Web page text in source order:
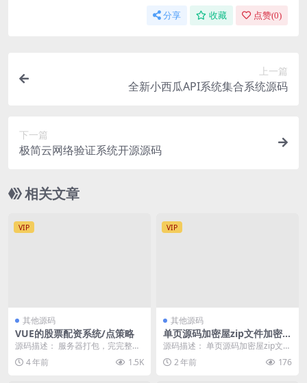
分享 收藏 点赞(0)
上一篇
全新小西瓜API系统集合系统源码
下一篇
极简云网络验证系统开源源码
相关文章
VIP
其他源码
VUE的股票配资系统/点策略
源码描述： 服务器打包，完完整整
一个字节都不缺。今年要点策略的
少了，去年的话 这...
4 年前 1.5K
VIP
其他源码
单页源码加密屋zip文件加密A
PI源码
源码描述： 单页源码加密屋zip文件
加密API源码 api源码里面的参数已
改好，...
2 年前 176